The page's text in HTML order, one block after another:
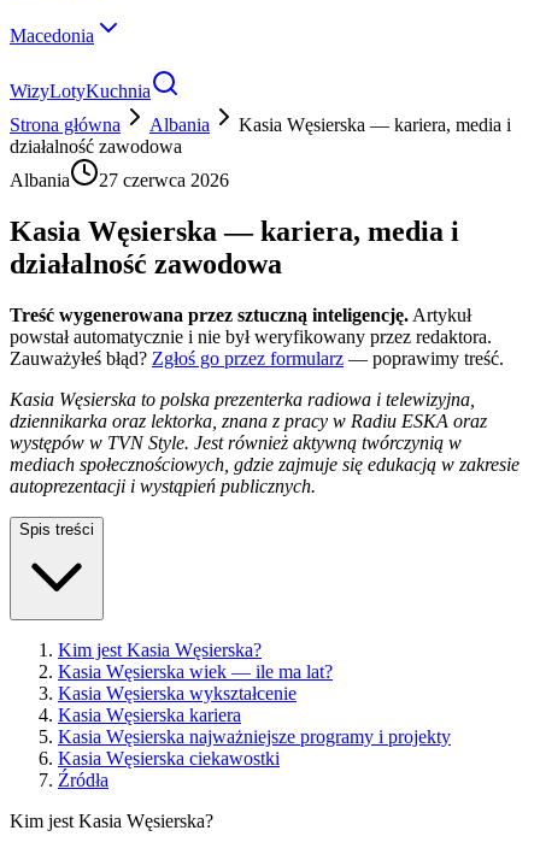
Macedonia
WizyLotyKuchnia
Strona główna
Albania
Kasia Węsierska — kariera, media i
działalność zawodowa
Albania
27 czerwca 2026
Kasia Węsierska — kariera, media i
działalność zawodowa
Treść wygenerowana przez sztuczną inteligencję. Artykuł
powstał automatycznie i nie był weryfikowany przez redaktora.
Zauważyłeś błąd? Zgłoś go przez formularz — poprawimy treść.
Kasia Węsierska to polska prezenterka radiowa i telewizyjna,
dziennikarka oraz lektorka, znana z pracy w Radiu ESKA oraz
występów w TVN Style. Jest również aktywną twórczynią w
mediach społecznościowych, gdzie zajmuje się edukacją w zakresie
autoprezentacji i wystąpień publicznych.
Spis treści
Kim jest Kasia Węsierska?
Kasia Węsierska wiek — ile ma lat?
Kasia Węsierska wykształcenie
Kasia Węsierska kariera
Kasia Węsierska najważniejsze programy i projekty
Kasia Węsierska ciekawostki
Źródła
Kim jest Kasia Węsierska?